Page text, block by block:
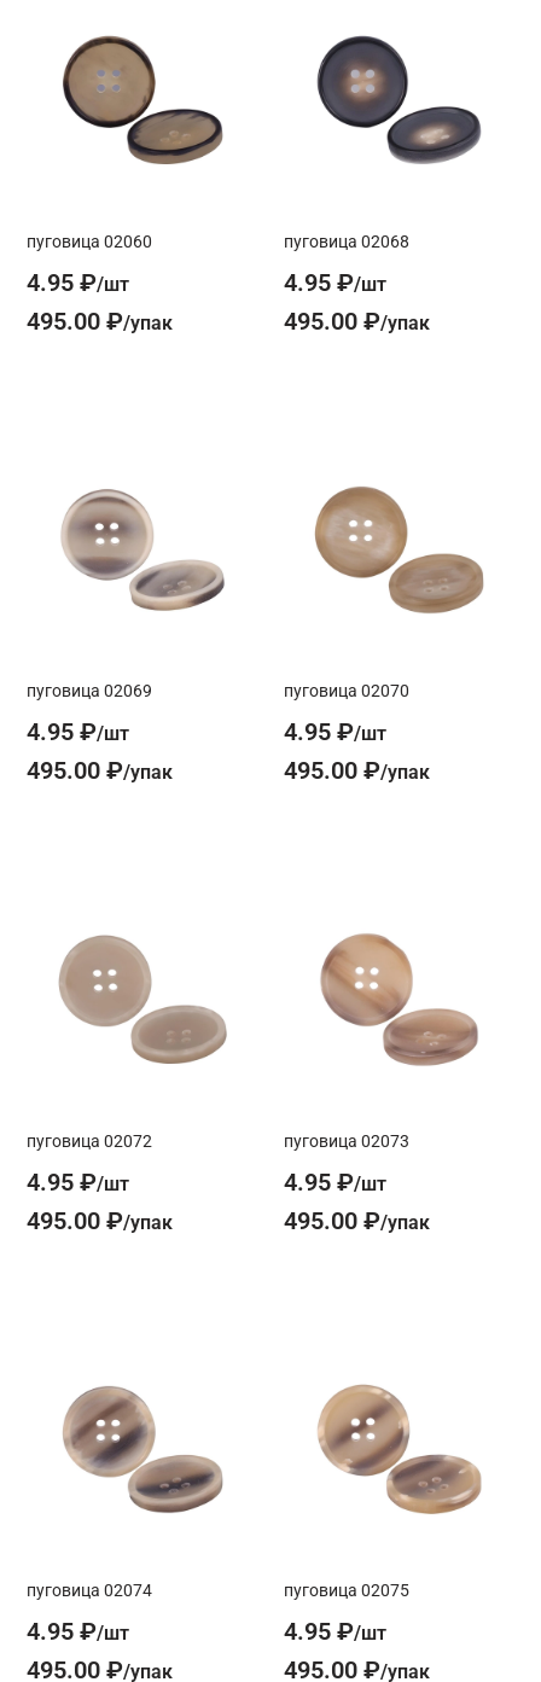
пуговица 02060
4.95 ₽
495.00 ₽
пуговица 02068
4.95 ₽
495.00 ₽
пуговица 02069
4.95 ₽
495.00 ₽
пуговица 02070
4.95 ₽
495.00 ₽
пуговица 02072
4.95 ₽
495.00 ₽
пуговица 02073
4.95 ₽
495.00 ₽
пуговица 02074
4.95 ₽
495.00 ₽
пуговица 02075
4.95 ₽
495.00 ₽